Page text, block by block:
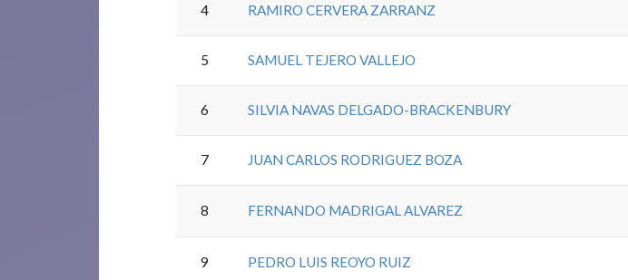
4 RAMIRO CERVERA ZARRANZ
5 SAMUEL TEJERO VALLEJO
6 SILVIA NAVAS DELGADO-BRACKENBURY
7 JUAN CARLOS RODRIGUEZ BOZA
8 FERNANDO MADRIGAL ALVAREZ
9 PEDRO LUIS REOYO RUIZ